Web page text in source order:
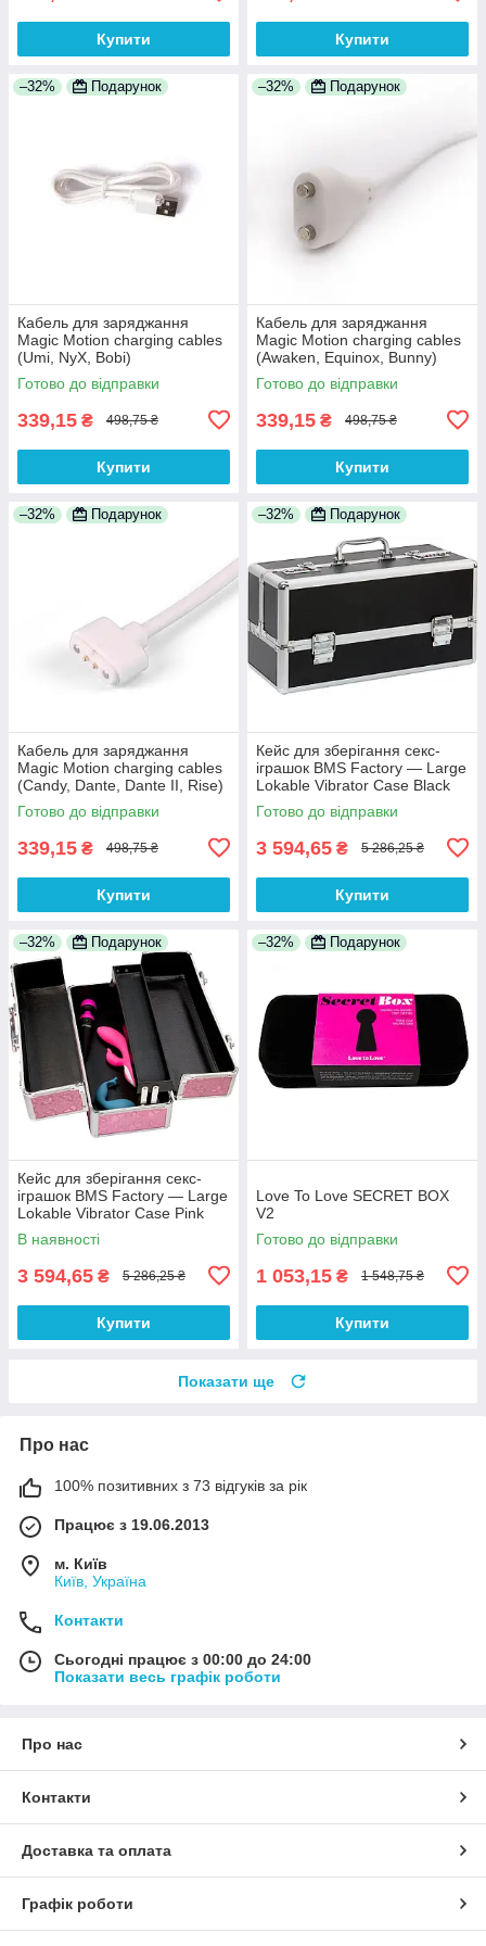
Купити Купити
–32% Подарунок
Кабель для заряджання
Magic Motion charging cables
(Umi, NyX, Bobi)
Готово до відправки
339,15 ₴ 498,75 ₴
Купити
–32% Подарунок
Кабель для заряджання
Magic Motion charging cables
(Awaken, Equinox, Bunny)
Готово до відправки
339,15 ₴ 498,75 ₴
Купити
–32% Подарунок
Кабель для заряджання
Magic Motion charging cables
(Candy, Dante, Dante II, Rise)
Готово до відправки
339,15 ₴ 498,75 ₴
Купити
–32% Подарунок
Кейс для зберігання секс-
іграшок BMS Factory — Large
Lokable Vibrator Case Black
Готово до відправки
3 594,65 ₴ 5 286,25 ₴
Купити
–32% Подарунок
Кейс для зберігання секс-
іграшок BMS Factory — Large
Lokable Vibrator Case Pink
В наявності
3 594,65 ₴ 5 286,25 ₴
Купити
–32% Подарунок
Love To Love SECRET BOX
V2
Готово до відправки
1 053,15 ₴ 1 548,75 ₴
Купити
Показати ще
Про нас
100% позитивних з 73 відгуків за рік
Працює з 19.06.2013
м. Київ
Київ, Україна
Контакти
Сьогодні працює з 00:00 до 24:00
Показати весь графік роботи
Про нас
Контакти
Доставка та оплата
Графік роботи